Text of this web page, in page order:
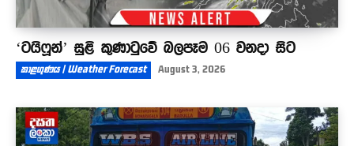
‘ටයිෆූන්’ සුළි කුණාටුවේ බලපෑම 06 වනදා සිට
කාළගුණය | Weather Forecast August 3, 2026